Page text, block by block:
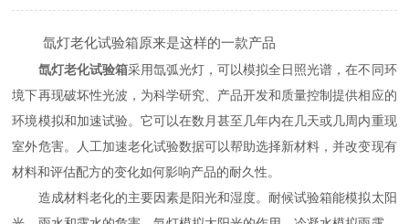
氙灯老化试验箱原来是这样的一款产品
氙灯老化试验箱采用氙弧光灯，可以模拟全日照光谱，在不同环
境下再现破坏性光波，为科学研究、产品开发和质量控制提供相应的
环境模拟和加速试验。它可以在数月甚至几年内在几天或几周内重现
室外危害。人工加速老化试验数据可以帮助选择新材料，并改变现有
材料和评估配方的变化如何影响产品的耐久性。
造成材料老化的主要因素是阳光和湿度。耐候试验箱能模拟太阳